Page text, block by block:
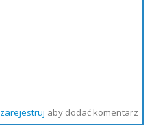
zarejestruj aby dodać komentarz